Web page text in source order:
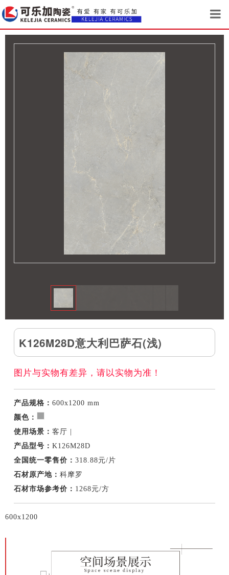
K126M28D意大利巴萨石(浅)
图片与实物有差异，请以实物为准！
产品规格：600x1200 mm
颜色：
使用场景：客厅 |
产品型号：K126M28D
全国统一零售价：318.88元/片
石材原产地：科摩罗
石材市场参考价： 1268元/方
600x1200